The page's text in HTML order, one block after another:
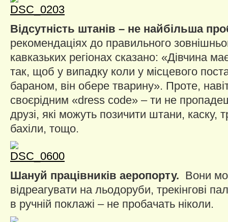
Відсутність штанів – не найбільша
рекомендаціях до правильного
кавказьких регіонах сказано: «Дівчина
так, щоб у випадку коли у місцевого
бараном, він обере тварину». Проте,
своєрідним «dress code» – ти не
друзі, які можуть позичити штани, каску,
бахіли, тощо.
Шануй працівників аеропорту. Вони
відреагувати на льодоруби, трекінгові
в ручній поклажі – не пробачать ніколи.